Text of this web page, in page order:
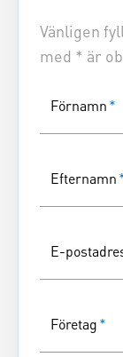
Vänligen
med * är
Förnamn*
Efternamn
E-
Företag*